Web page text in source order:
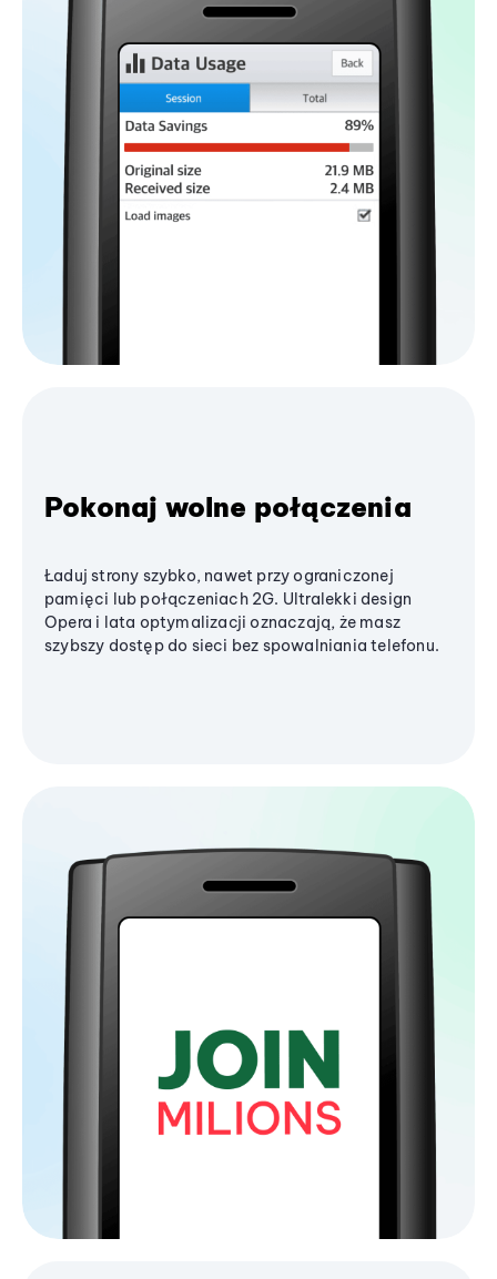
Pokonaj wolne połączenia
Ładuj strony szybko, nawet przy ograniczonej
pamięci lub połączeniach 2G. Ultralekki design
Opera i lata optymalizacji oznaczają, że masz
szybszy dostęp do sieci bez spowalniania telefonu.